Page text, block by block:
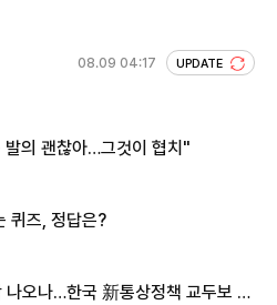
08.09 04:17 UPDATE
의 괜찮아…그것이 협치"
퀴즈, 정답은?
오나…한국 新통상정책 교두보 활